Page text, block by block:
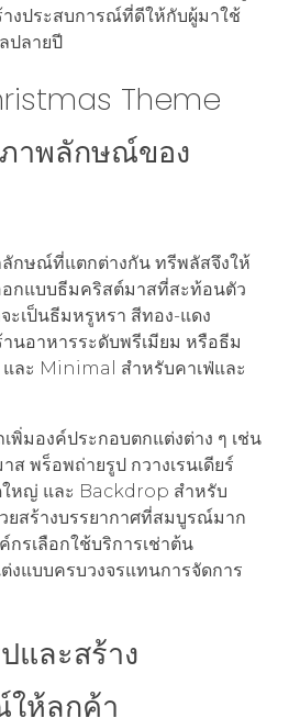
งประสบการณ์ที่ดีให้กับผู้มาใช้
ปลายปี
Theme
าพลักษณ์ของ
ลักษณ์ที่แตกต่างกัน ทรีพลัสจึงให้
กแบบธีมคริสต์มาสที่สะท้อนตัว
ะเป็นธีมหรูหรา สีทอง-แดง
นอาหารระดับพรีเมียม หรือธีม
ละ Minimal สำหรับคาเฟ่และ
พิ่มองค์ประกอบตกแต่งต่าง ๆ เช่น
พร็อพถ่ายรูป กวางเรนเดียร์
หญ่ และ Backdrop สำหรับ
ยสร้างบรรยากาศที่สมบูรณ์มาก
รเลือกใช้บริการเช่าต้น
งแบบครบวงจรแทนการจัดการ
และสร้าง
ห้ลูกค้า